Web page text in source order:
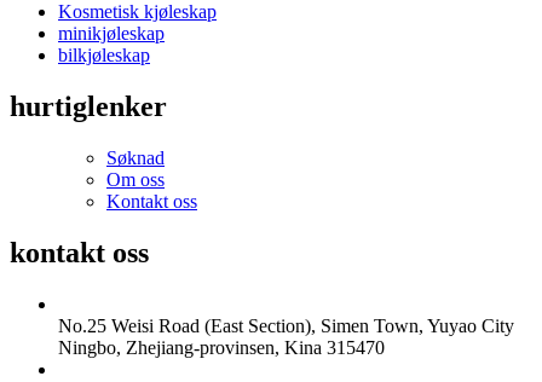
Kosmetisk kjøleskap
minikjøleskap
bilkjøleskap
hurtiglenker
Søknad
Om oss
Kontakt oss
kontakt oss
No.25 Weisi Road (East Section), Simen Town, Yuyao City
Ningbo, Zhejiang-provinsen, Kina 315470